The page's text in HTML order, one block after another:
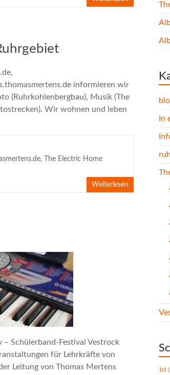
informieren wir
(Ruhrkohlenbergbau), Musik (The
Wir wohnen und leben
,
The Electric Home
Weiterlesen
– Schülerband-Festival Vestrock
für Lehrkräfte von
Leitung von Thomas Mertens
In
1st